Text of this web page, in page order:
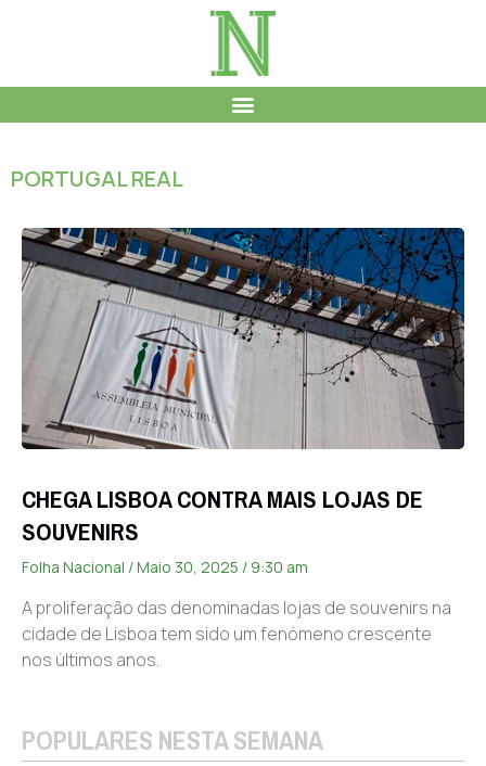
PORTUGAL REAL
CHEGA LISBOA CONTRA MAIS LOJAS DE
SOUVENIRS
Folha Nacional Maio 30, 2025 9:30 am
A proliferação das denominadas lojas de souvenirs na
cidade de Lisboa tem sido um fenómeno crescente
nos últimos anos.
POPULARES NESTA SEMANA